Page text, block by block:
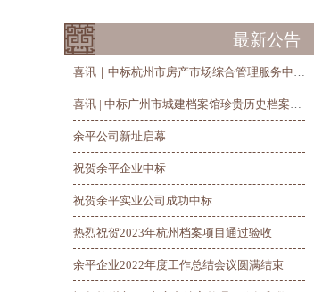
最新公告
喜讯｜中标杭州市房产市场综合管理服务中心历史房产档案整理、修复和数字化项目
喜讯 | 中标广州市城建档案馆珍贵历史档案抢救修复及数字化项目
余平公司新址启幕
祝贺余平企业中标
祝贺余平实业公司成功中标
热烈祝贺2023年杭州档案项目通过验收
余平企业2022年度工作总结会议圆满结束